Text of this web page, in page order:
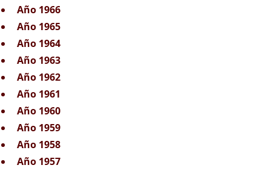
Año 1966
Año 1965
Año 1964
Año 1963
Año 1962
Año 1961
Año 1960
Año 1959
Año 1958
Año 1957